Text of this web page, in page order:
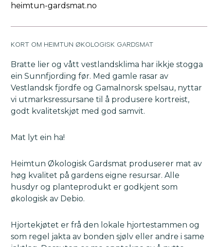
heimtun-gardsmat.no
KORT OM HEIMTUN ØKOLOGISK GARDSMAT
Bratte lier og vått vestlandsklima har ikkje stogga
ein Sunnfjording før. Med gamle rasar av
Vestlandsk fjordfe og Gamalnorsk spelsau, nyttar
vi utmarksressursane til å produsere kortreist,
godt kvalitetskjøt med god samvit.
Mat lyt ein ha!
Heimtun Økologisk Gardsmat produserer mat av
høg kvalitet på gardens eigne resursar. Alle
husdyr og planteprodukt er godkjent som
økologisk av Debio.
Hjortekjøtet er frå den lokale hjortestammen og
som regel jakta av bonden sjølv eller andre i same